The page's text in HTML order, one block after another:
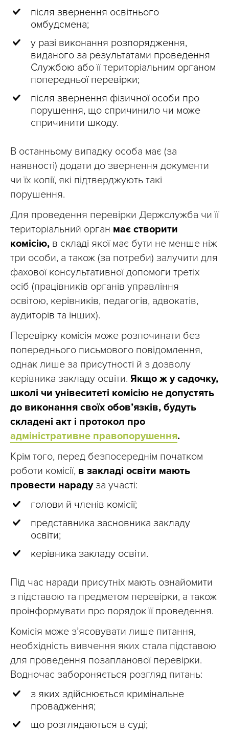
після звернення освітнього
омбудсмена;
у разі виконання розпорядження,
виданого за результатами проведення
Службою або її територіальним органом
попередньої перевірки;
після звернення фізичної особи про
порушення, що спричинило чи може
спричинити шкоду.
В останньому випадку особа має (за
наявності) додати до звернення документи
чи їх копії, які підтверджують такі
порушення.
Для проведення перевірки Держслужба чи її
територіальний орган має створити
комісію, в складі якої має бути не менше ніж
три особи, а також (за потреби) залучити для
фахової консультативної допомоги третіх
осіб (працівників органів управління
освітою, керівників, педагогів, адвокатів,
аудиторів та інших).
Перевірку комісія може розпочинати без
попереднього письмового повідомлення,
однак лише за присутності й з дозволу
керівника закладу освіти. Якщо ж у садочку,
школі чи унівеситеті комісію не допустять
до виконання своїх обов’язків, будуть
складені акт і протокол про
адміністративне правопорушення.
Крім того, перед безпосереднім початком
роботи комісії, в закладі освіти мають
провести нарадуза участі:
голови й членів комісії;
представника засновника закладу
освіти;
керівника закладу освіти.
Під час наради присутніх мають ознайомити
з підставою та предметом перевірки, а також
проінформувати про порядок її проведення.
Комісія може з’ясовувати лише питання,
необхідність вивчення яких стала підставою
для проведення позапланової перевірки.
Водночас забороняється розгляд питань:
з яких здійснюється кримінальне
провадження;
що розглядаються в суді;